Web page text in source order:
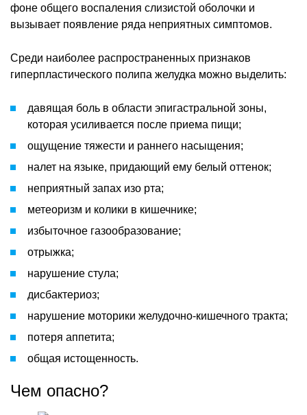
фоне общего воспаления слизистой оболочки и
вызывает появление ряда неприятных симптомов.
Среди наиболее распространенных признаков
гиперпластического полипа желудка можно выделить:
давящая боль в области эпигастральной зоны,
которая усиливается после приема пищи;
ощущение тяжести и раннего насыщения;
налет на языке, придающий ему белый оттенок;
неприятный запах изо рта;
метеоризм и колики в кишечнике;
избыточное газообразование;
отрыжка;
нарушение стула;
дисбактериоз;
нарушение моторики желудочно-кишечного тракта;
потеря аппетита;
общая истощенность.
Чем опасно?